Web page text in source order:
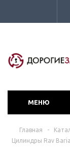
МЕНЮ
Главная -
Цилиндры Rav